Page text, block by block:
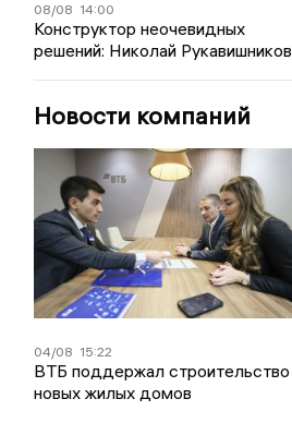
08/08 14:00
Конструктор неочевидных
решений: Николай Рукавишников
Новости компаний
04/08 15:22
ВТБ поддержал строительство
новых жилых домов